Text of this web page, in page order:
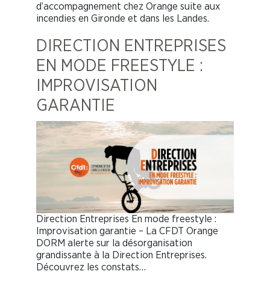
d’accompagnement chez Orange suite aux
incendies en Gironde et dans les Landes.
DIRECTION ENTREPRISES
EN MODE FREESTYLE :
IMPROVISATION
GARANTIE
Direction Entreprises En mode freestyle :
Improvisation garantie – La CFDT Orange
DORM alerte sur la désorganisation
grandissante à la Direction Entreprises.
Découvrez les constats…